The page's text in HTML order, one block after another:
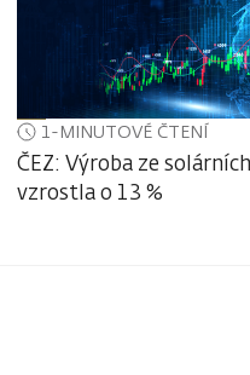
1-MINUTOVÉ ČTENÍ
ČEZ: Výroba ze
vzrostla o 13 %